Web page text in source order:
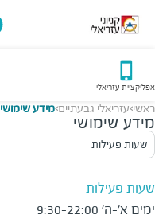
אפליקציית עזריאלי
ראשי>עזריאלי גבעתיים>מידע שימושי
מידע שימושי
שעות פעילות
שעות פעילות